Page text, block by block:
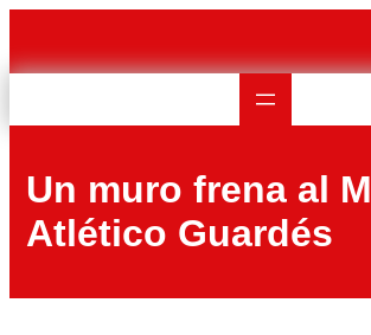
contenido
Un muro frena al
Atlético Guardés